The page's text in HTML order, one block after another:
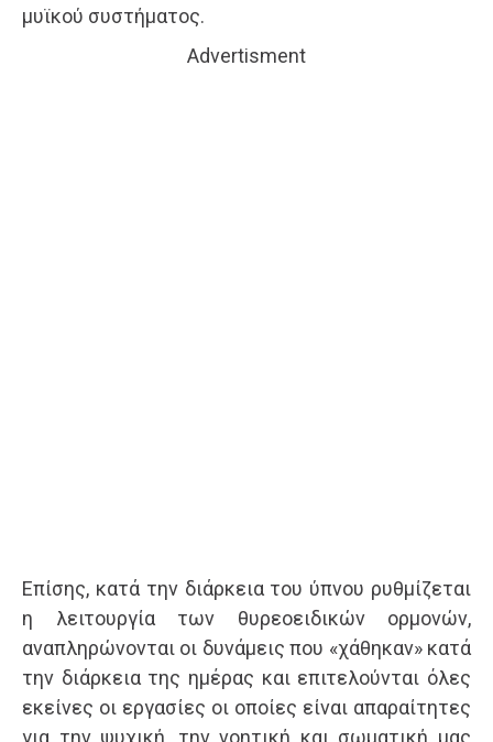
μυϊκού συστήματος.
Advertisment
Επίσης, κατά την διάρκεια του ύπνου ρυθμίζεται
η λειτουργία των θυρεοειδικών ορμονών,
αναπληρώνονται οι δυνάμεις που «χάθηκαν» κατά
την διάρκεια της ημέρας και επιτελούνται όλες
εκείνες οι εργασίες οι οποίες είναι απαραίτητες
για την ψυχική, την νοητική και σωματική μας